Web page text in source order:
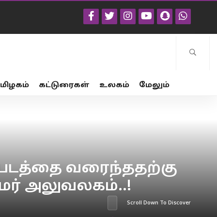
கட்டுரைகள் உலகம் மேலும்
வரைந்ததற்கு
அலுவலகம்..!
Scroll Down To Discover